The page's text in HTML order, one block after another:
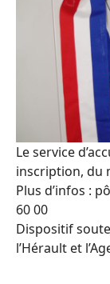
Le service
inscription, du
Plus d’infos :
60 00
Dispositif
l’Hérault et